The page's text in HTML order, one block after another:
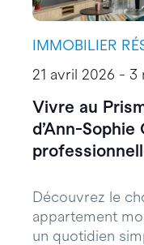
IMMOBILIER
21 avril 2026 -
Vivre au
d’Ann-Sophie
Découvrez le
appartement
un quotidien